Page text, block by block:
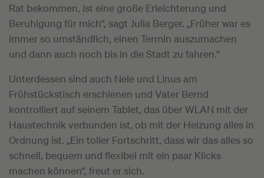
Rat bekommen, ist eine große Erleichterung und
Beruhigung für mich“, sagt Julia Berger. „Früher war es
immer so umständlich, einen Termin auszumachen
und dann auch noch bis in die Stadt zu fahren.“
Unterdessen sind auch Nele und Linus am
Frühstückstisch erschienen und Vater Bernd
kontrolliert auf seinem Tablet, das über WLAN mit der
Haustechnik verbunden ist, ob mit der Heizung alles in
Ordnung ist. „Ein toller Fortschritt, dass wir das alles so
schnell, bequem und flexibel mit ein paar Klicks
machen können“, freut er sich.